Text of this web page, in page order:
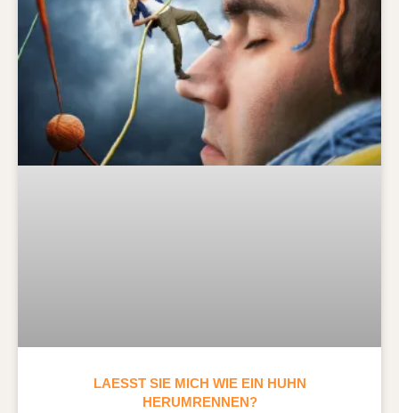
LAESST SIE MICH WIE EIN HUHN
HERUMRENNEN?